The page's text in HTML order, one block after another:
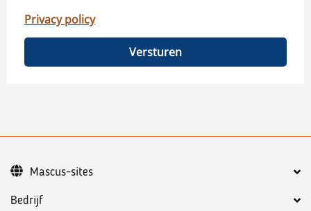
Privacy policy
Versturen
Bedrijf
Mascus-sites